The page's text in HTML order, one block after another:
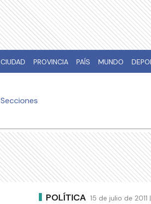
CIUDAD PROVINCIA PAÍS MUNDO
Secciones
POLÍTICA 15 de julio de